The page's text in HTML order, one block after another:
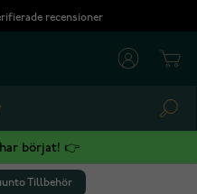
recensioner
börjat! 👉
Tillbehör